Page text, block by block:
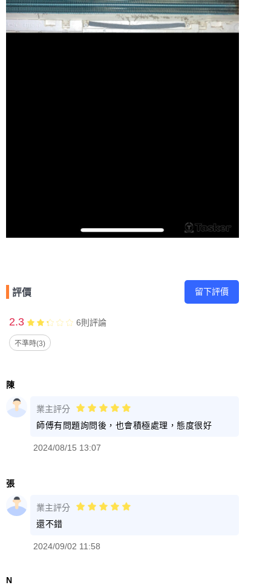
評價 留下評價
2.3 6則評論
不準時(3)
陳
業主評分
師傅有問題詢問後，也會積極處理，態度很好
2024/08/15 13:07
張
業主評分
還不錯
2024/09/02 11:58
N